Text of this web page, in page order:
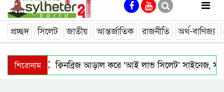
প্রচ্ছদ সিলেট জাতীয় আন্তর্জাতিক রাজনীতি অর্থ-বাণিজ্য
শিরোনাম ক্বিনব্রিজ আড়াল করে ‘আই লাভ সিলেট’ সাইনেজ,